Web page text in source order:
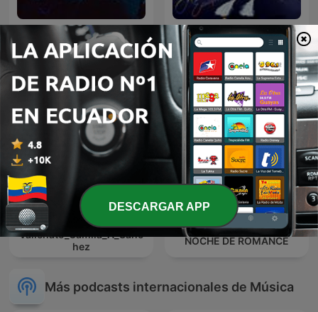
Música Cristiana
A Mi lindo Ecuador,
Sentimiento Riobambeño
El
Vallenato_Camila_A_Sanc
hez
JULIO JARAMILLO EN
NOCHE DE ROMANCE
Más podcasts internacionales de Música
DESCARGAR APP